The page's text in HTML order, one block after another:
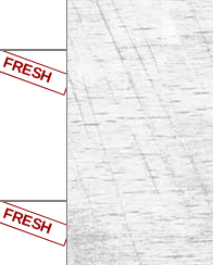
FRESH
FRESH